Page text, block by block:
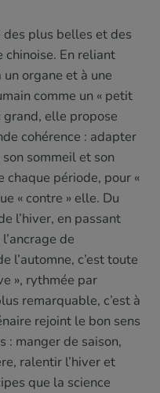
des plus belles et des
En reliant
organe et à une
comme un « petit
elle propose
cohérence : adapter
sommeil et son
chaque période, pour «
« contre » elle. Du
l’hiver, en passant
de
l’automne, c’est toute
», rythmée par
remarquable, c’est à
rejoint le bon sens
: manger de saison,
ralentir l’hiver et
que la science